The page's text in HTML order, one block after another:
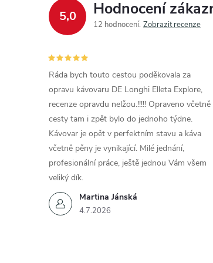
5,0 Hodnocení
12 hodnocení Zobrazit recenze
Martina Jánská
4.7.2026
Ráda bych touto cestou poděkovala za
opravu kávovaru DE Longhi Elleta Explore,
recenze opravdu nelžou.!!!!! Opraveno včetně
cesty tam i zpět bylo do jednoho týdne.
Kávovar je opět v perfektním stavu a káva
včetně pěny je vynikající. Milé jednání,
profesionální práce, ještě jednou Vám všem
veliký dík.